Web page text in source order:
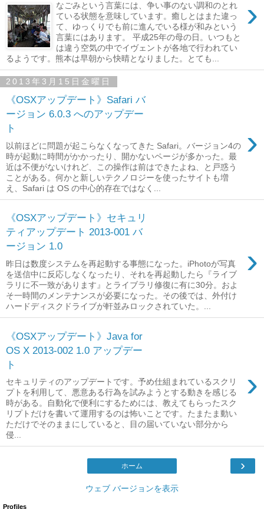
›
なごみという言葉には、争い事のない調和のとれ
ている状態を意味しています。癒しとはまた違っ
て、ゆっくりでも前に進んでいる様が和みという
言葉にはあります。 平成25年の母の日。いつもと
は違う空気の中でイヴェントが各地で行われてい
るようです。熊本は早朝から快晴となりました。とても...
2013年3月15日金曜日
《OSXアップデート》Safari バ
ージョン 6.0.3 へのアップデー
ト
›
以前ほどに問題が起こらなくなってきた Safari。バージョン4の
時が起動に時間がかかったり、開かないページが多かった。最
近は不便がないけれど、この操作は前はできたよね、と戸惑う
ことがある。何かと新しいテクノロジーを使ったサイトも増
え、Safari は OS の中心的存在ではなく...
《OSXアップデート》セキュリ
ティアップデート 2013-001 バ
ージョン 1.0
›
昨日は数度システムを再起動する事態になった。iPhotoが写真
を送信中に反応しなくなったり、それを再起動したら『ライブ
ラリに不一致があります』とライブラリ修復に有に30分。およ
そ一時間のメンテナンスが必要になった。その後では、外付け
ハードディスクドライブが軒並みロックされていた。...
《OSXアップデート》Java for
OS X 2013-002 1.0 アップデー
ト
›
セキュリティのアップデートです。予め仕組まれているスクリ
プトを利用して、悪意ある行為を試みようとする動きを感じる
時がある。自動化で便利にするためには、教えてもらったスク
リプトだけを書いて運用するのは怖いことです。たまたま動い
ただけでそのままにしていると、目の届いていない部分から
侵...
›
ホーム
ウェブ バージョンを表示
Profiles